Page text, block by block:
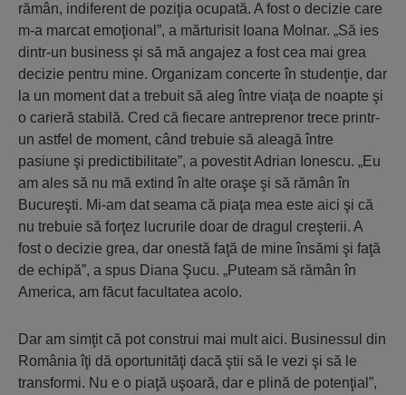
rămân, indiferent de poziţia ocupată. A fost o decizie care
m-a marcat emoţional”, a mărturisit Ioana Molnar. „Să ies
dintr-un business şi să mă angajez a fost cea mai grea
decizie pentru mine. Organizam concerte în studenţie, dar
la un moment dat a trebuit să aleg între viaţa de noapte şi
o carieră stabilă. Cred că fiecare antreprenor trece printr-
un astfel de moment, când trebuie să aleagă între
pasiune şi predictibilitate”, a povestit Adrian Ionescu. „Eu
am ales să nu mă extind în alte oraşe şi să rămân în
Bucureşti. Mi-am dat seama că piaţa mea este aici şi că
nu trebuie să forţez lucrurile doar de dragul creşterii. A
fost o decizie grea, dar onestă faţă de mine însămi şi faţă
de echipă”, a spus Diana Şucu. „Puteam să rămân în
America, am făcut facultatea acolo.
Dar am simţit că pot construi mai mult aici. Businessul din
România îţi dă oportunităţi dacă ştii să le vezi şi să le
transformi. Nu e o piaţă uşoară, dar e plină de potenţial”,